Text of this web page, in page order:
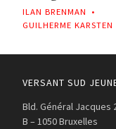
ILAN BRENMAN
•
GUILHERME KARSTEN
VERSANT SUD
Bld. Général Jacques
B – 1050 Bruxelles